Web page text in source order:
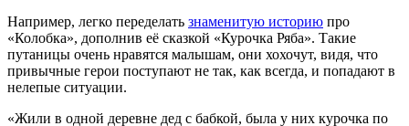
Например, легко переделать знаменитую историю про
«Колобка», дополнив её сказкой «Курочка Ряба». Такие
путаницы очень нравятся малышам, они хохочут, видя, что
привычные герои поступают не так, как всегда, и попадают в
нелепые ситуации.
«Жили в одной деревне дед с бабкой, была у них курочка по